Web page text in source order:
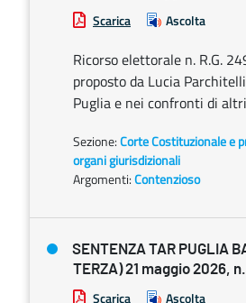
Scarica Ascolta
Ricorso elettorale n. R.G.
proposto da Lucia
Puglia e nei confronti di
Sezione:Corte Costituzionale e
organi giurisdizionali
Argomenti:Contenzioso
SENTENZA TAR PUGLIA
TERZA) 21 maggio 2026, n.
Scarica Ascolta